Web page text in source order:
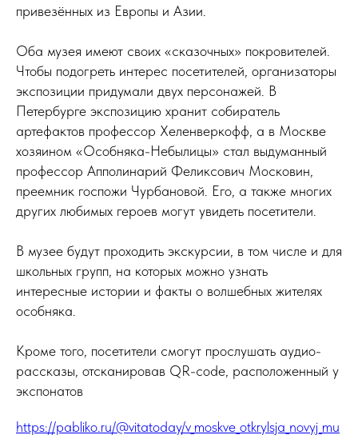
привезённых из Европы и Азии.
Оба музея имеют своих «сказочных» покровителей.
Чтобы подогреть интерес посетителей, организаторы
экспозиции придумали двух персонажей. В
Петербурге экспозицию хранит собиратель
артефактов профессор Хеленверкофф, а в Москве
хозяином «Особняка-Небылицы» стал выдуманный
профессор Апполинарий Феликсович Московин,
преемник госпожи Чурбановой. Его, а также многих
других любимых героев могут увидеть посетители.
В музее будут проходить экскурсии, в том числе и для
школьных групп, на которых можно узнать
интересные истории и факты о волшебных жителях
особняка.
Кроме того, посетители смогут прослушать аудио-
рассказы, отсканировав QR-code, расположенный у
экспонатов
https://pabliko.ru/@vitatoday/v_moskve_otkrylsja_novyj_mu